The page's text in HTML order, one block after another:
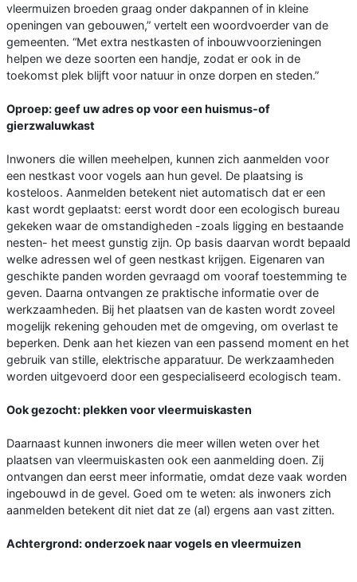
vleermuizen broeden graag onder dakpannen of in kleine
openingen van gebouwen,” vertelt een woordvoerder van de
gemeenten. “Met extra nestkasten of inbouwvoorzieningen
helpen we deze soorten een handje, zodat er ook in de
toekomst plek blijft voor natuur in onze dorpen en steden.”
Oproep: geef uw adres op voor een huismus-of
gierzwaluwkast
Inwoners die willen meehelpen, kunnen zich aanmelden voor
een nestkast voor vogels aan hun gevel. De plaatsing is
kosteloos. Aanmelden betekent niet automatisch dat er een
kast wordt geplaatst: eerst wordt door een ecologisch bureau
gekeken waar de omstandigheden -zoals ligging en bestaande
nesten- het meest gunstig zijn. Op basis daarvan wordt bepaald
welke adressen wel of geen nestkast krijgen. Eigenaren van
geschikte panden worden gevraagd om vooraf toestemming te
geven. Daarna ontvangen ze praktische informatie over de
werkzaamheden. Bij het plaatsen van de kasten wordt zoveel
mogelijk rekening gehouden met de omgeving, om overlast te
beperken. Denk aan het kiezen van een passend moment en het
gebruik van stille, elektrische apparatuur. De werkzaamheden
worden uitgevoerd door een gespecialiseerd ecologisch team.
Ook gezocht: plekken voor vleermuiskasten
Daarnaast kunnen inwoners die meer willen weten over het
plaatsen van vleermuiskasten ook een aanmelding doen. Zij
ontvangen dan eerst meer informatie, omdat deze vaak worden
ingebouwd in de gevel. Goed om te weten: als inwoners zich
aanmelden betekent dit niet dat ze (al) ergens aan vast zitten.
Achtergrond: onderzoek naar vogels en vleermuizen